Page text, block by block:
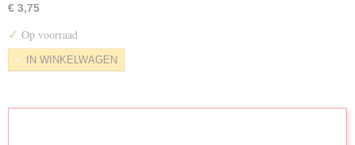
€ 3,75
✓ Op voorraad
IN WINKELWAGEN